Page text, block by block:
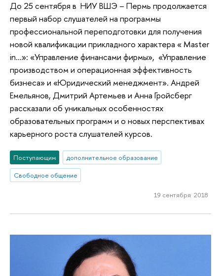
До 25 сентября в НИУ ВШЭ – Пермь продолжается
первый набор слушателей на программы
профессиональной переподготовки для получения
новой квалификации прикладного характера « Master
in…»: «Управление финансами фирмы», «Управление
производством и операционная эффективность
бизнеса» и «Юридический менеджмент». Андрей
Емельянов, Дмитрий Артемьев и Анна Гройсберг
рассказали об уникальных особенностях
образовательных программ и о новых перспективах
карьерного роста слушателей курсов.
Поступающим
дополнительное образование
Свободное общение
19 сентября 2018